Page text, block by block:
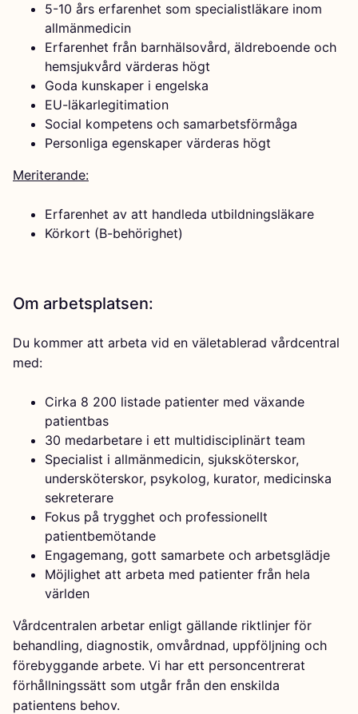
5-10 års erfarenhet som specialistläkare inom
allmänmedicin
Erfarenhet från barnhälsovård, äldreboende och
hemsjukvård värderas högt
Goda kunskaper i engelska
EU-läkarlegitimation
Social kompetens och samarbetsförmåga
Personliga egenskaper värderas högt
Meriterande:
Erfarenhet av att handleda utbildningsläkare
Körkort (B-behörighet)
Om arbetsplatsen:
Du kommer att arbeta vid en väletablerad vårdcentral
med:
Cirka 8 200 listade patienter med växande
patientbas
30 medarbetare i ett multidisciplinärt team
Specialist i allmänmedicin, sjuksköterskor,
undersköterskor, psykolog, kurator, medicinska
sekreterare
Fokus på trygghet och professionellt
patientbemötande
Engagemang, gott samarbete och arbetsglädje
Möjlighet att arbeta med patienter från hela
världen
Vårdcentralen arbetar enligt gällande riktlinjer för
behandling, diagnostik, omvårdnad, uppföljning och
förebyggande arbete. Vi har ett personcentrerat
förhållningssätt som utgår från den enskilda
patientens behov.